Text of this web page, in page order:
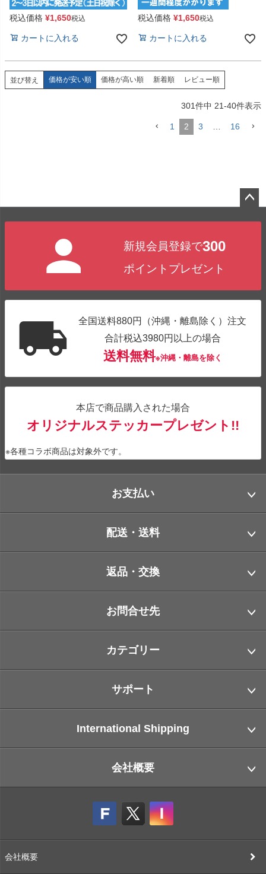
税込価格 ¥1,650税込
カートに入れる
税込価格 ¥1,650税込
カートに入れる
並び替え 価格が安い順 価格が高い順 新着順 レビュー順
301件中 21-40件表示
1 2 3 … 16
新規会員登録で300
ポイントプレゼント
全国送料880円（沖縄・離島除く）注文
合計税込3980円以上の場合
送料無料※沖縄・離島を除く
本店で商品購入された場合
オリジナルステッカープレゼント!!
※各種コラボ商品は対象外です。
お支払い
配送・送料
返品・交換
お問合せ先
カテゴリー
サポート
International Shipping
会社概要
会社概要